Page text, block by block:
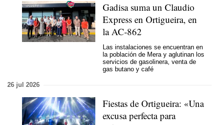
Gadisa suma un Claudio
Express en Ortigueira, en
la AC-862
Las instalaciones se encuentran en
la población de Mera y aglutinan los
servicios de gasolinera, venta de
gas butano y café
26 jul 2026
Fiestas de Ortigueira: «Una
excusa perfecta para